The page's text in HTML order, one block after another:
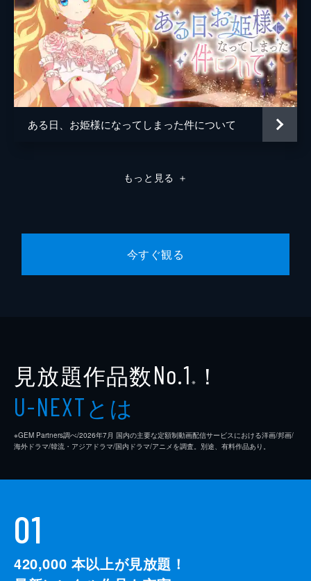
いる実情を知る。そこでネマが考え出したの
は、人間と魔物の共存だった。
24分
第8話 とりあえずいろいろ決まりました
魔物と人間の共存を目指すシアナ計画を実現
させるため、ネマは新たにヴィとラルフ、そ
れにヒールランたちを仲間に引き込んだ。一
行は改めてレニスの街で商隊を襲撃したとい
うコボルトの群れについて調査を始める。
レニスの街は不自然なほどに静まり返ってい
ついて交渉するため、コボルトたちのすみか
24分
ある日、お姫様になってしまった件について
もっと見る ＋
今すぐ観る
見放題作品数No.1 ※ ！
U-NEXTとは
※GEM Partners調べ/2026年7⽉ 国内の主要な定額制動画配信サービスにおける洋画/邦画/
海外ドラマ/韓流・アジアドラマ/国内ドラマ/アニメを調査。別途、有料作品あり。
01
420,000 本以上が見放題！